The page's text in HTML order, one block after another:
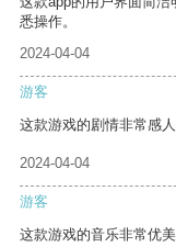
悉操作。
2024-04-04
游客
这款游戏的剧情非常感
2024-04-04
游客
这款游戏的音乐非常优